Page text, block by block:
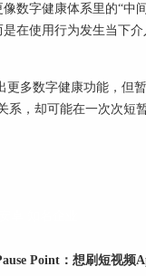
像数字健康体系里的“
在使用行为发生当下
更多数字健康功能，但
系，却可能在一次次短
Point：想刷短视频